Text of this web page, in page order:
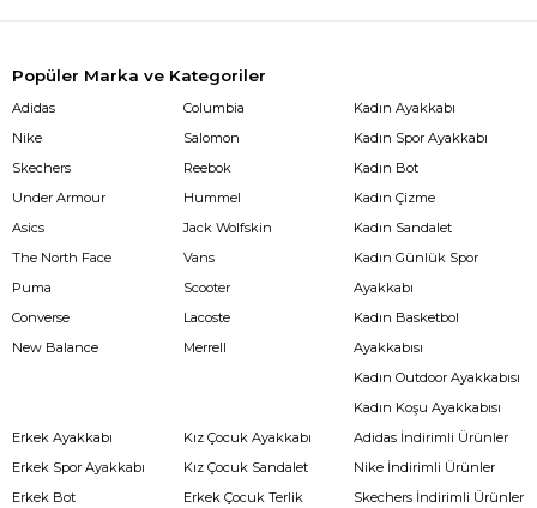
Popüler Marka ve Kategoriler
Adidas
Nike
Skechers
Under Armour
Asics
The North Face
Puma
Converse
New Balance
Columbia
Salomon
Reebok
Hummel
Jack Wolfskin
Vans
Scooter
Lacoste
Merrell
Kadın Ayakkabı
Kadın Spor Ayakkabı
Kadın Bot
Kadın Çizme
Kadın Sandalet
Kadın Günlük Spor
Ayakkabı
Kadın Basketbol
Ayakkabısı
Kadın Outdoor Ayakkabısı
Kadın Koşu Ayakkabısı
Erkek Ayakkabı
Erkek Spor Ayakkabı
Erkek Bot
Kız Çocuk Ayakkabı
Kız Çocuk Sandalet
Erkek Çocuk Terlik
Adidas İndirimli Ürünler
Nike İndirimli Ürünler
Skechers İndirimli Ürünler